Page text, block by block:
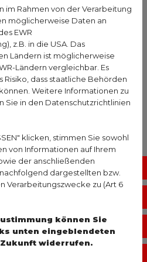
diese Kinder eingestellt zu
Experten aber nicht
mit
allem Kinderkliniken
haben höhere Kosten.
der
Kindergesundheit im
Experten und -
beraten Sie
zur Expertensuche.
verfügbar sein
vor allem im
im Rahmen von der Verarbeitung
möglicherweise Daten an
EWR
z.B. in die USA. Das
Ländern ist möglicherweise
Ländern vergleichbar. Es
dass staatliche Behörden
Weitere Informationen zu
Sie in den Datenschutzrichtlinien
klicken, stimmen Sie sowohl
von Informationen auf Ihrem
der anschließenden
dargestellten bzw.
Verarbeitungszwecke zu (Art 6
können Sie
unten eingeblendeten
widerrufen.